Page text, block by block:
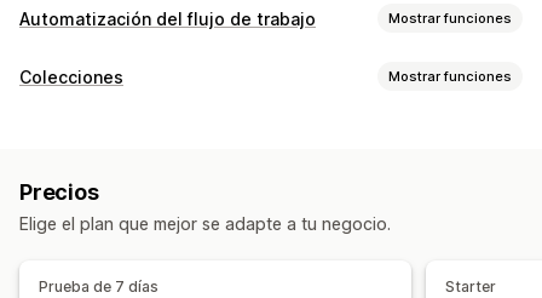
Automatización del flujo de trabajo Mostrar funciones
Personalización
Colecciones Mostrar funciones
Precios
Elige el plan que mejor se adapte a tu negocio.
Prueba de 7 días Starter